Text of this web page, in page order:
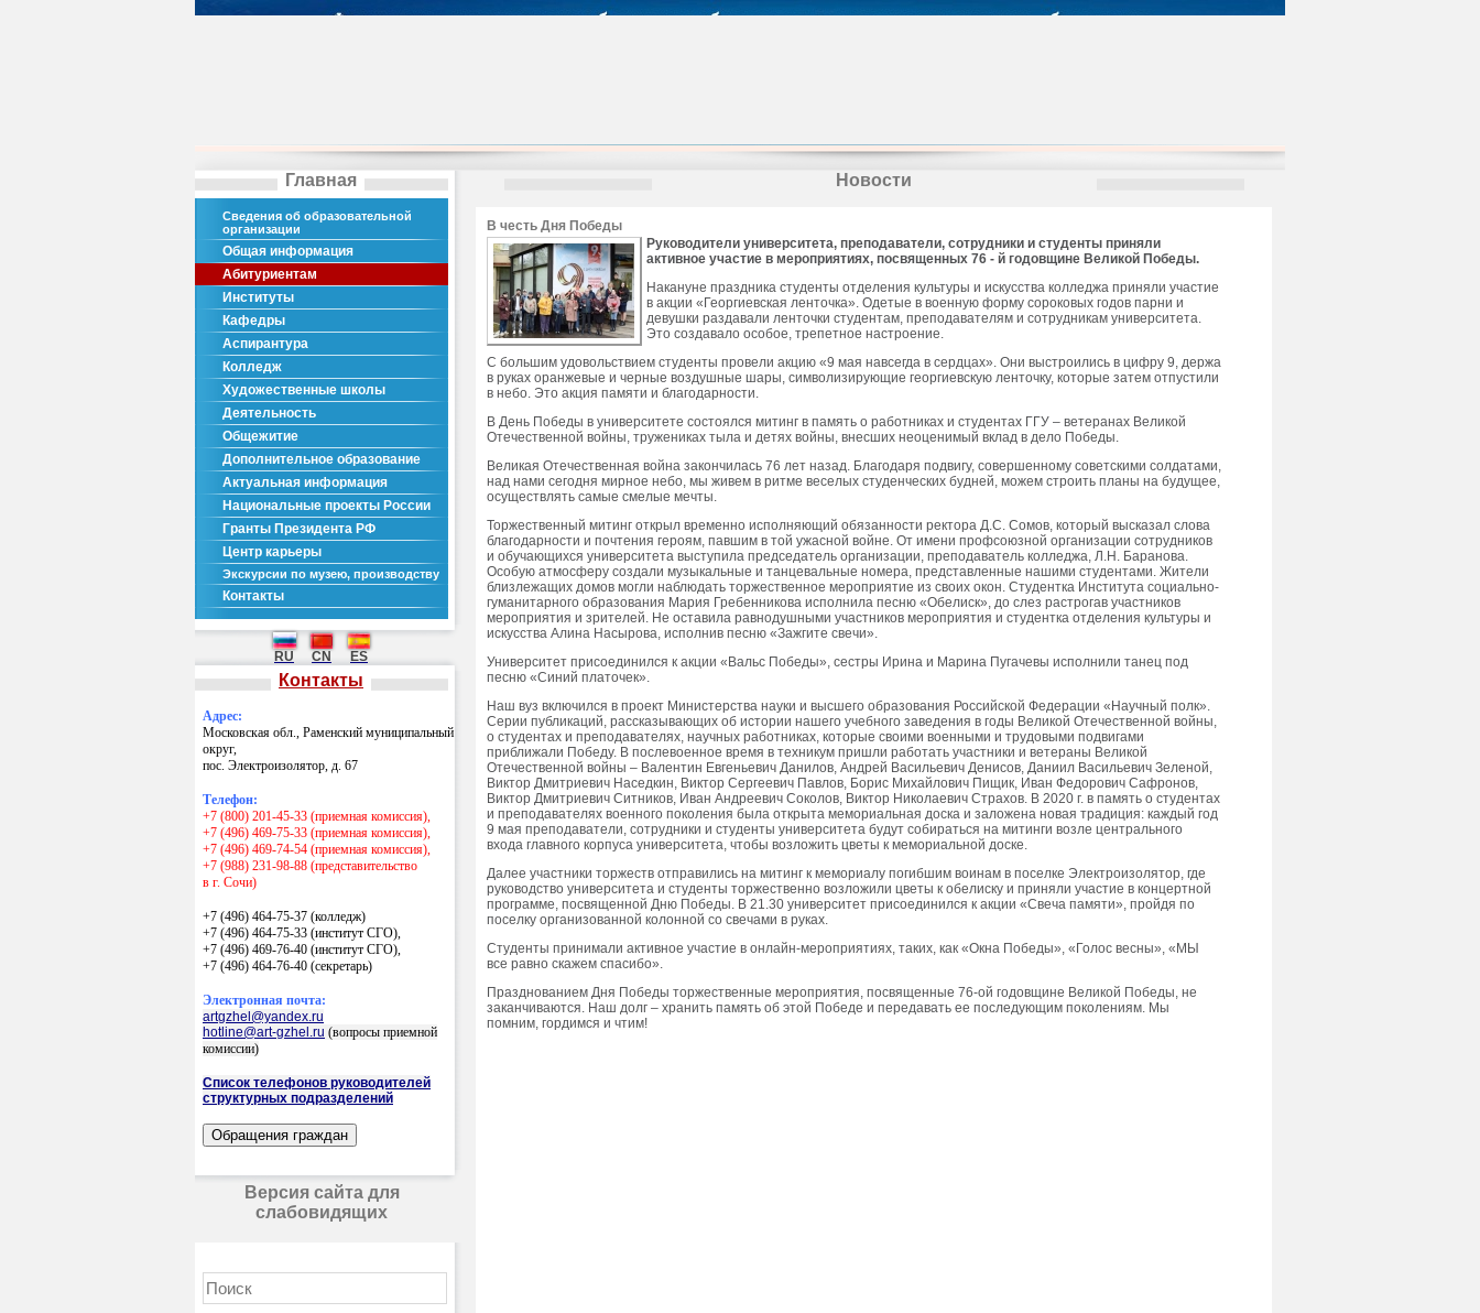
Главная
Сведения об образовательной
организации
Общая информация
Абитуриентам
Институты
Кафедры
Аспирантура
Колледж
Художественные школы
Деятельность
Общежитие
Дополнительное образование
Актуальная информация
Национальные проекты России
Гранты Президента РФ
Центр карьеры
Экскурсии по музею, производству
Контакты
RU CN ES
Контакты
Адрес:
Московская обл., Раменский муниципальный
округ,
пос. Электроизолятор, д. 67
Телефон:
+7 (800) 201-45-33 (приемная комиссия),
+7 (496) 469-75-33 (приемная комиссия),
+7 (496) 469-74-54 (приемная комиссия),
+7 (988) 231-98-88 (представительство
в г. Сочи)
+7 (496) 464-75-37 (колледж)
+7 (496) 464-75-33 (институт СГО),
+7 (496) 469-76-40 (институт СГО),
+7 (496) 464-76-40 (секретарь)
Электронная почта:
artgzhel@yandex.ru
hotline@art-gzhel.ru (вопросы приемной
комиссии)
Список телефонов руководителей
структурных подразделений
Версия сайта для
слабовидящих
Новости
В честь Дня Победы
Руководители университета, преподаватели, сотрудники и студенты приняли
активное участие в мероприятиях, посвященных 76 - й годовщине Великой Победы.
Накануне праздника студенты отделения культуры и искусства колледжа приняли участие
в акции «Георгиевская ленточка». Одетые в военную форму сороковых годов парни и
девушки раздавали ленточки студентам, преподавателям и сотрудникам университета.
Это создавало особое, трепетное настроение.
С большим удовольствием студенты провели акцию «9 мая навсегда в сердцах». Они выстроились в цифру 9, держа
в руках оранжевые и черные воздушные шары, символизирующие георгиевскую ленточку, которые затем отпустили
в небо. Это акция памяти и благодарности.
В День Победы в университете состоялся митинг в память о работниках и студентах ГГУ – ветеранах Великой
Отечественной войны, тружениках тыла и детях войны, внесших неоценимый вклад в дело Победы.
Великая Отечественная война закончилась 76 лет назад. Благодаря подвигу, совершенному советскими солдатами,
над нами сегодня мирное небо, мы живем в ритме веселых студенческих будней, можем строить планы на будущее,
осуществлять самые смелые мечты.
Торжественный митинг открыл временно исполняющий обязанности ректора Д.С. Сомов, который высказал слова
благодарности и почтения героям, павшим в той ужасной войне. От имени профсоюзной организации сотрудников
и обучающихся университета выступила председатель организации, преподаватель колледжа, Л.Н. Баранова.
Особую атмосферу создали музыкальные и танцевальные номера, представленные нашими студентами. Жители
близлежащих домов могли наблюдать торжественное мероприятие из своих окон. Студентка Института социально-
гуманитарного образования Мария Гребенникова исполнила песню «Обелиск», до слез растрогав участников
мероприятия и зрителей. Не оставила равнодушными участников мероприятия и студентка отделения культуры и
искусства Алина Насырова, исполнив песню «Зажгите свечи».
Университет присоединился к акции «Вальс Победы», сестры Ирина и Марина Пугачевы исполнили танец под
песню «Синий платочек».
Наш вуз включился в проект Министерства науки и высшего образования Российской Федерации «Научный полк».
Серии публикаций, рассказывающих об истории нашего учебного заведения в годы Великой Отечественной войны,
о студентах и преподавателях, научных работниках, которые своими военными и трудовыми подвигами
приближали Победу. В послевоенное время в техникум пришли работать участники и ветераны Великой
Отечественной войны – Валентин Евгеньевич Данилов, Андрей Васильевич Денисов, Даниил Васильевич Зеленой,
Виктор Дмитриевич Наседкин, Виктор Сергеевич Павлов, Борис Михайлович Пищик, Иван Федорович Сафронов,
Виктор Дмитриевич Ситников, Иван Андреевич Соколов, Виктор Николаевич Страхов. В 2020 г. в память о студентах
и преподавателях военного поколения была открыта мемориальная доска и заложена новая традиция: каждый год
9 мая преподаватели, сотрудники и студенты университета будут собираться на митинги возле центрального
входа главного корпуса университета, чтобы возложить цветы к мемориальной доске.
Далее участники торжеств отправились на митинг к мемориалу погибшим воинам в поселке Электроизолятор, где
руководство университета и студенты торжественно возложили цветы к обелиску и приняли участие в концертной
программе, посвященной Дню Победы. В 21.30 университет присоединился к акции «Свеча памяти», пройдя по
поселку организованной колонной со свечами в руках.
Студенты принимали активное участие в онлайн-мероприятиях, таких, как «Окна Победы», «Голос весны», «МЫ
все равно скажем спасибо».
Празднованием Дня Победы торжественные мероприятия, посвященные 76-ой годовщине Великой Победы, не
заканчиваются. Наш долг – хранить память об этой Победе и передавать ее последующим поколениям. Мы
помним, гордимся и чтим!